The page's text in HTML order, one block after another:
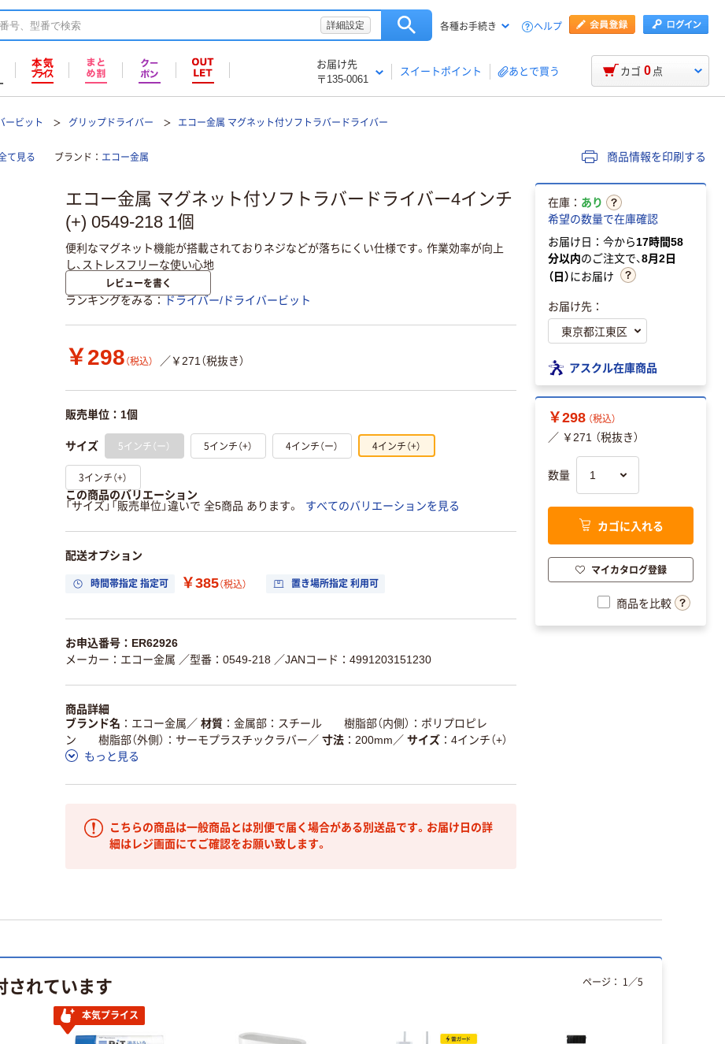
詳細設定 各種お手続き ヘルプ
お届け先
〒135-0061
スイートポイント あとで買う カゴ 0 点
ービット グリップドライバー エコー金属 マグネット付ソフトラバードライバー
て見る ブランド エコー金属 商品情報を印刷する
エコー金属 マグネット付ソフトラバードライバー4インチ
(+) 0549-218 1個
便利なマグネット機能が搭載されておりネジなどが落ちにくい仕様です。作業効率が向上
し、ストレスフリーな使い心地
レビューを書く
ランキングをみる ドライバー/ドライバービット
￥298 （税込） ／￥271（税抜き）
販売単位：1個
サイズ 5インチ（ー） 5インチ（+） 4インチ（ー） 4インチ（+）
3インチ（+）
この商品のバリエーション
「サイズ」「販売単位」違いで 全5商品 あります。
すべてのバリエーションを見る
配送オプション
時間帯指定 指定可 ￥385（税込） 置き場所指定 利用可
お申込番号：ER62926
メーカー：エコー金属 ／型番：0549-218 ／JANコード：4991203151230
商品詳細
ブランド名
エコー金属 ／ 材質
金属部：スチール 樹脂部（内側）：ポリプロピレ
ン 樹脂部（外側）：サーモプラスチックラバー ／ 寸法 200mm ／ サイズ
4インチ（+）
もっと見る
こちらの商品は一般商品とは別便で届く場合がある別送品です。お届け日の詳
細はレジ画面にてご確認をお願い致します。
在庫： あり
希望の数量で在庫確認
お届け日：今から17時間58
分以内のご注文で、8月2日
（日）にお届け
お届け先：
アスクル在庫商品
￥298 （税込）
／ ￥271 （税抜き）
数量
カゴに入れる
マイカタログ登録
商品を比較
されています
本気プライス
ページ： 1 ／5